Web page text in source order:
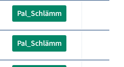
Pal_Schlämm
Pal_Schlämm